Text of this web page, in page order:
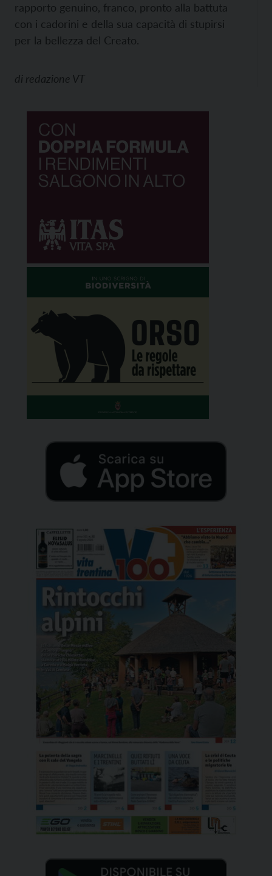
rapporto genuino, franco, pronto alla battuta
con i cadorini e della sua capacità di stupirsi
per la bellezza del Creato.
di redazione VT